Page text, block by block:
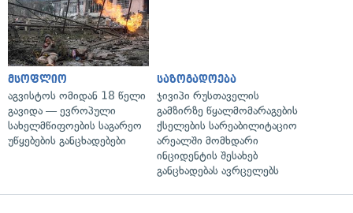
მსოფლიო
აგვისტოს ომიდან 18 წელი
გავიდა — ევროპული
სახელმწიფოების საგარეო
უწყებების განცხადებები
საზოგადოება
ჯივიპი რუსთაველის
გამზირზე წყალმომარაგების
ქსელების სარეაბილიტაციო
არეალში მომხდარი
ინციდენტის შესახებ
განცხადებას ავრცელებს